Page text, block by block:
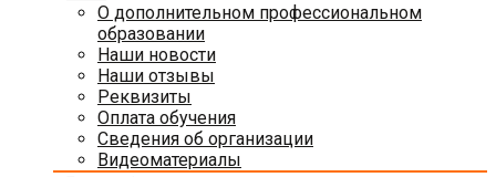
О дополнительном профессиональном
образовании
Наши новости
Наши отзывы
Реквизиты
Оплата обучения
Сведения об организации
Видеоматериалы